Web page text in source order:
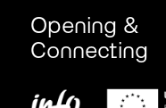
Opening &
Connecting